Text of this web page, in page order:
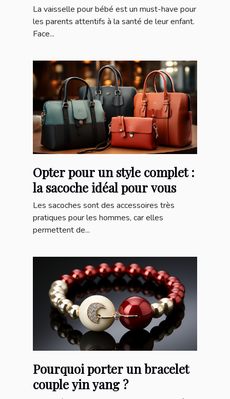
La vaisselle pour bébé est un must-have pour
les parents attentifs à la santé de leur enfant.
Face...
Opter pour un style complet :
la sacoche idéal pour vous
Les sacoches sont des accessoires très
pratiques pour les hommes, car elles
permettent de...
Pourquoi porter un bracelet
couple yin yang ?